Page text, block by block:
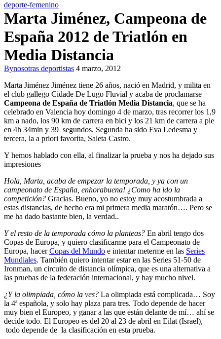
deporte-femenino
Marta Jiménez, Campeona de
España 2012 de Triatlón en
Media Distancia
Bynosotras deportistas 4 marzo, 2012
Marta Jiménez Jiménez tiene 26 años, nació en Madrid, y milita en
el club gallego Cidade De Lugo Fluvial y acaba de proclamarse
Campeona de España de Triatlón Media Distancia, que se ha
celebrado en Valencia hoy domingo 4 de marzo, tras recorrer los 1,9
km a nado, los 90 km de carrera en bici y los 21 km de carrera a pie
en 4h 34min y 39 segundos. Segunda ha sido Eva Ledesma y
tercera, la a priori favorita, Saleta Castro.
Y hemos hablado con ella, al finalizar la prueba y nos ha dejado sus
impresiones
Hola, Marta, acaba de empezar la temporada, y ya con un
campeonato de España, enhorabuena! ¿Como ha ido la
competición? Gracias. Bueno, yo no estoy muy acostumbrada a
estas distancias, de hecho era mi primera media maratón…. Pero se
me ha dado bastante bien, la verdad..
Y el resto de la temporada cómo la planteas? En abril tengo dos
Copas de Europa, y quiero clasificarme para el Campeonato de
Europa, hacerCopas del Mundo e intentar meterme en las Series
Mundiales. También quiero intentar estar en las Series 51-50 de
Ironman, un circuito de distancia olímpica, que es una alternativa a
las pruebas de la federación internacional, y hay mucho nivel.
¿Y la olimpiada, cómo la ves? La olimpiada está complicada… Soy
la 4ª española, y solo hay plaza para tres. Todo depende de hacer
muy bien el Europeo, y ganar a las que están delante de mí… ahí se
decide todo. El Europeo es del 20 al 23 de abril en Eilat (Israel),
todo depende de la clasificación en esta prueba.